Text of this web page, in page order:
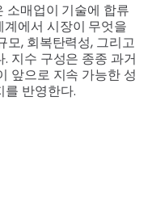
소매업이 기술에 합류
에서 시장이 무엇을
모, 회복탄력성, 그리고
지수 구성은 종종 과거
앞으로 지속 가능한 성
를 반영한다.